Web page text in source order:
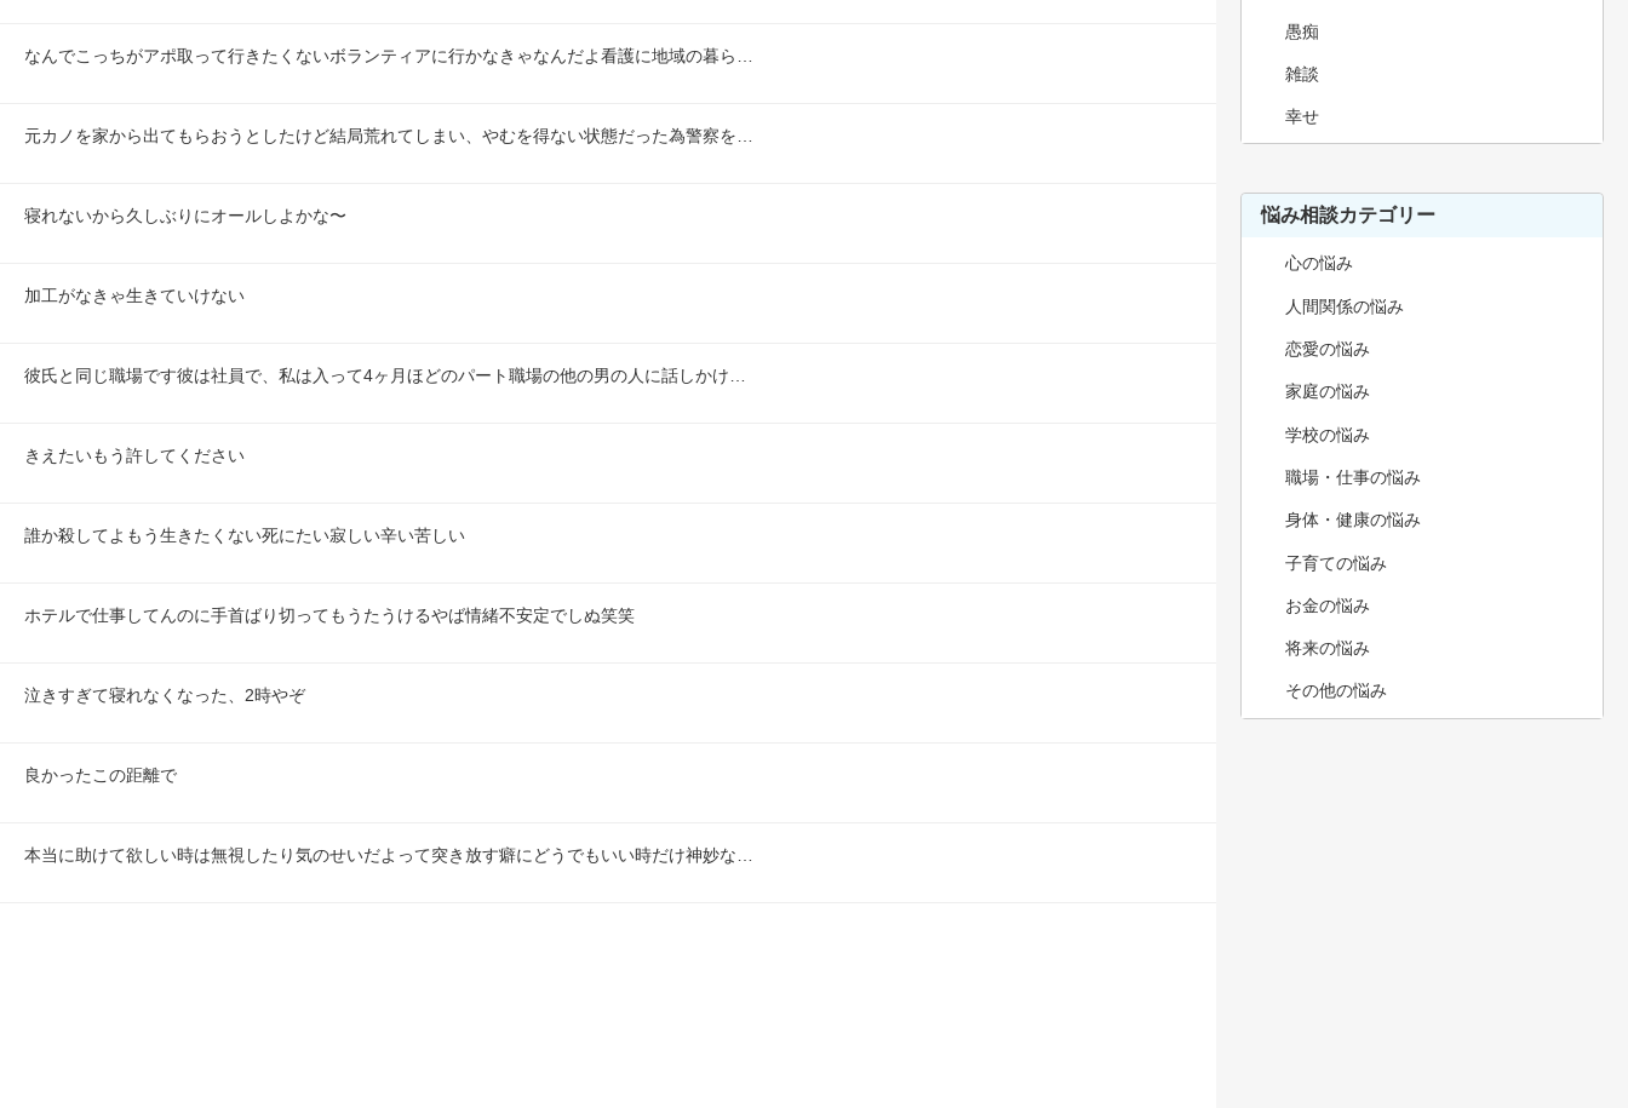
なんでこっちがアポ取って行きたくないボランティアに行かなきゃなんだよ看護に地域の暮ら…
元カノを家から出てもらおうとしたけど結局荒れてしまい、やむを得ない状態だった為警察を…
寝れないから久しぶりにオールしよかな〜
加工がなきゃ生きていけない
彼氏と同じ職場です彼は社員で、私は入って4ヶ月ほどのパート職場の他の男の人に話しかけ…
きえたいもう許してください
誰か殺してよもう生きたくない死にたい寂しい辛い苦しい
ホテルで仕事してんのに手首ばり切ってもうたうけるやば情緒不安定でしぬ笑笑
泣きすぎて寝れなくなった、2時やぞ
良かったこの距離で
本当に助けて欲しい時は無視したり気のせいだよって突き放す癖にどうでもいい時だけ神妙な…
愚痴
雑談
幸せ
悩み相談カテゴリー
心の悩み
人間関係の悩み
恋愛の悩み
家庭の悩み
学校の悩み
職場・仕事の悩み
身体・健康の悩み
子育ての悩み
お金の悩み
将来の悩み
その他の悩み